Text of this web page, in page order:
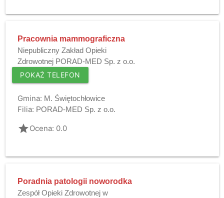
Pracownia mammograficzna
Niepubliczny Zakład Opieki
Zdrowotnej PORAD-MED Sp. z o.o.
POKAŻ TELEFON
Gmina: M. Świętochłowice
Filia: PORAD-MED Sp. z o.o.
gradeOcena: 0.0
Poradnia patologii noworodka
Zespół Opieki Zdrowotnej w